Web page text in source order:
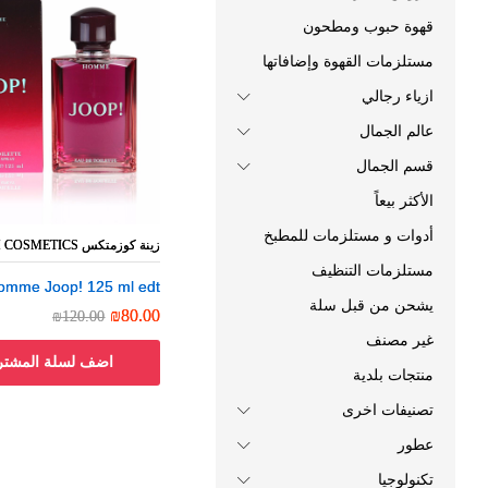
زينة كوزمتكس ZEENEH COSMETICS
Joop! 125 ml edt
₪80.00
₪120.00
زينة كوزمتكس ZEENEH COSMETICS
Joop! 125 ml edt
₪80.00
₪120.00
اضف لسلة
قهوة حبوب ومطحون
مستلزمات القهوة وإضافاتها
ازياء رجالي
عالم الجمال
قسم الجمال
الأكثر بيعاً
أدوات و مستلزمات للمطبخ
مستلزمات التنظيف
يشحن من قبل سلة
غير مصنف
منتجات بلدية
تصنيفات اخرى
عطور
تكنولوجيا